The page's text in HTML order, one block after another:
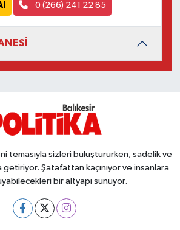
0 (266) 241 22 85
temasıyla sizleri buluştururken, sadelik ve
Şatafattan kaçınıyor ve insanlara
bir altyapı sunuyor.